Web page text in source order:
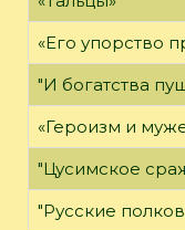
«Его упорство
"И богатства
«Героизм и
"Цусимское
"Русские